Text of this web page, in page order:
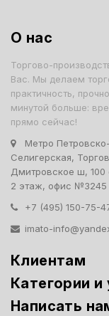
О нас
Торгово-
Вас. Мы делаем
практичность,
минутой больше:
прямо сейчас!
Метро
Селигерская,
Дмитровское ш, 100
2 этаж, офис №3245
+7 (495) 150-75-
imato-
Клиентам
Категории и
Написать